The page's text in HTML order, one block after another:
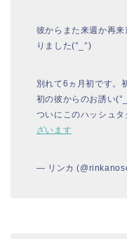
彼からまた来週か再
りました(°_°)
別れて6ヵ月初です。
初の彼からのお誘い
ついにこのハッシュタ
ざいます
— リンカ